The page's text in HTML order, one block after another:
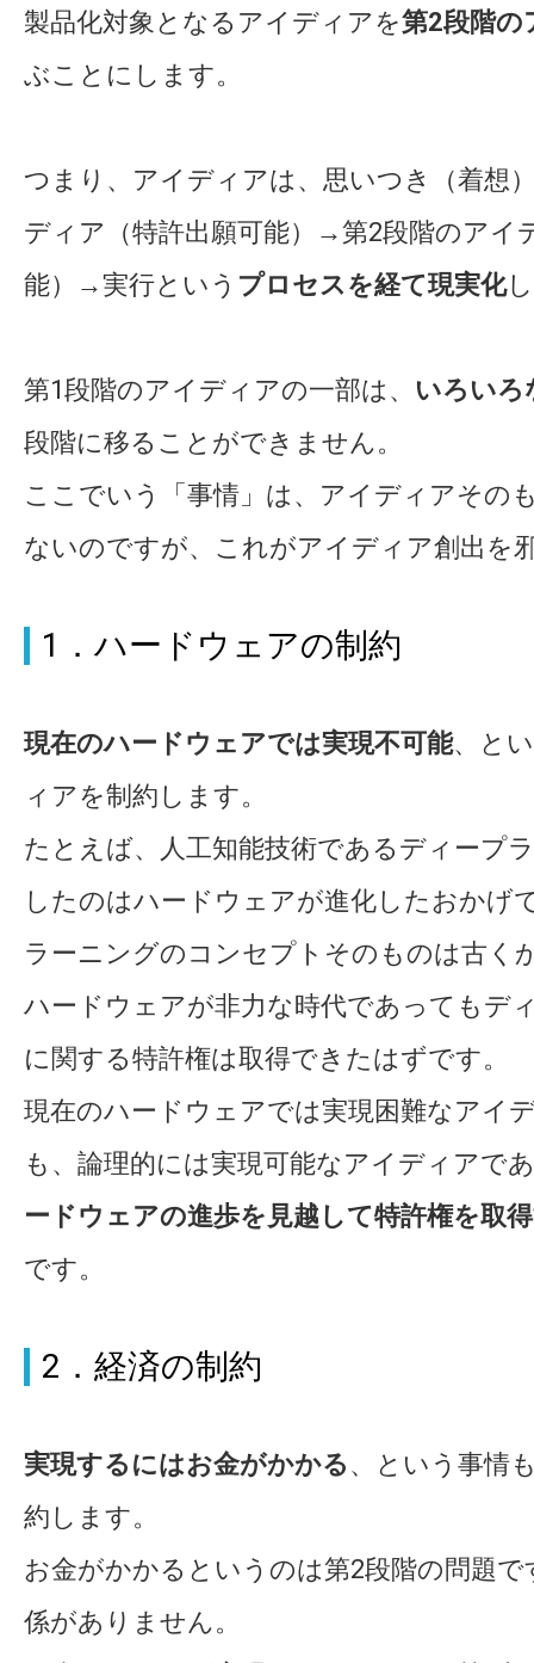
製品化対象となるアイディアを第2段階の
ぶことにします。
つまり、アイディアは、思いつき（着想
ディア（特許出願可能）→第2段階のアイ
能）→実行という プロセスを経て現実化
第1段階のアイディアの一部は、 いろいろ
段階に移ることができません。
ここでいう「事情」は、アイディアその
ないのですが、これがアイディア創出を
1．ハードウェアの制約
現在のハードウェアでは実現不可能、と
ィアを制約します。
たとえば、人工知能技術であるディープ
したのはハードウェアが進化したおかげ
ラーニングのコンセプトそのものは古く
ハードウェアが非力な時代であってもデ
に関する特許権は取得できたはずです。
現在のハードウェアでは実現困難なアイ
も、論理的には実現可能なアイディアで
ードウェアの進歩を見越して特許権を取
です。
2．経済の制約
実現するにはお金がかかる 、という事情
約します。
お金がかかるというのは第2段階の問題で
係がありません。